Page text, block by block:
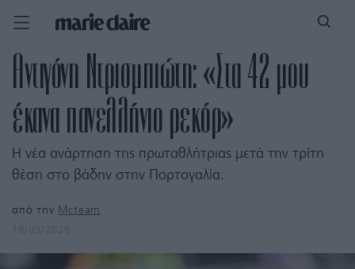
Αντιγόνη Ντρισμπιώτη: «Στα 42 μου
έκανα πανελλήνιο ρεκόρ»
Η νέα ανάρτηση της πρωταθλήτριας μετά την τρίτη
θέση στο βάδην στην Πορτογαλία.
από την Mcteam